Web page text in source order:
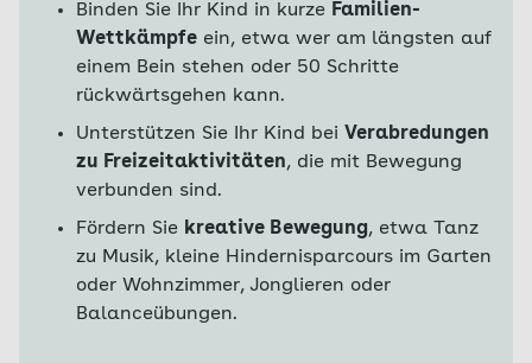
Binden Sie Ihr Kind in kurze Familien-
Wettkämpfe ein, etwa wer am längsten auf
einem Bein stehen oder 50 Schritte
rückwärtsgehen kann.
Unterstützen Sie Ihr Kind bei Verabredungen
zu Freizeitaktivitäten, die mit Bewegung
verbunden sind.
Fördern Sie kreative Bewegung, etwa Tanz
zu Musik, kleine Hindernisparcours im Garten
oder Wohnzimmer, Jonglieren oder
Balanceübungen.